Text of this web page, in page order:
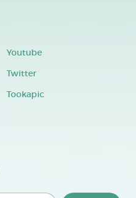
Youtube
Twitter
Tookapic